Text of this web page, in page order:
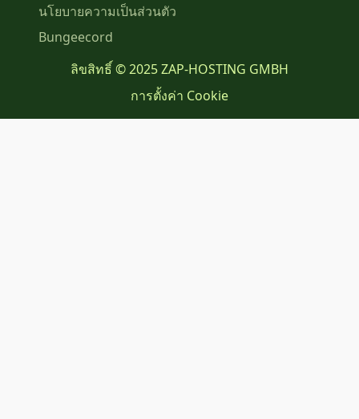
นโยบายความเป็นส่วนตัว
Bungeecord
ลิขสิทธิ์ © 2025 ZAP-HOSTING GMBH
การตั้งค่า Cookie